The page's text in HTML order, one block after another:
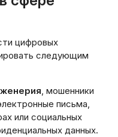
цифровых
следующим
, мошенники
письма,
или социальных
данных.